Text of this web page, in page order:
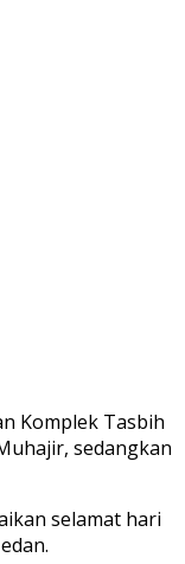
Komplek Tasbih
sedangkan
selamat hari